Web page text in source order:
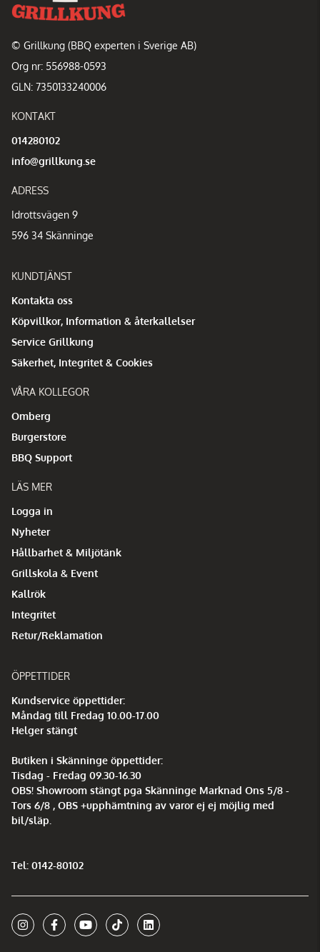
© Grillkung (BBQ experten i Sverige AB)
Org nr: 556988-0593
GLN: 7350133240006
KONTAKT
014280102
info@grillkung.se
ADRESS
Idrottsvägen 9
596 34 Skänninge
KUNDTJÄNST
Kontakta oss
Köpvillkor, Information & återkallelser
Service Grillkung
Säkerhet, Integritet & Cookies
VÅRA KOLLEGOR
Omberg
Burgerstore
BBQ Support
LÄS MER
Logga in
Nyheter
Hållbarhet & Miljötänk
Grillskola & Event
Kallrök
Integritet
Retur/Reklamation
ÖPPETTIDER
Kundservice öppettider:
Måndag till Fredag 10.00-17.00
Helger stängt
Butiken i Skänninge öppettider:
Tisdag - Fredag 09.30-16.30
OBS! Showroom stängt pga Skänninge Marknad Ons 5/8 -
Tors 6/8 , OBS +upphämtning av varor ej ej möjlig med
bil/släp.
Tel: 0142-80102